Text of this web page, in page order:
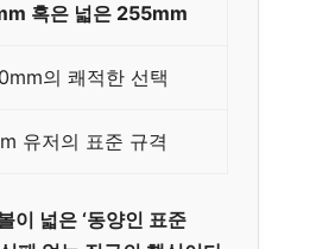
혹은 넓은 255mm
의 쾌적한 선택
유저의 표준 규격
넓은 ‘동양인 표준